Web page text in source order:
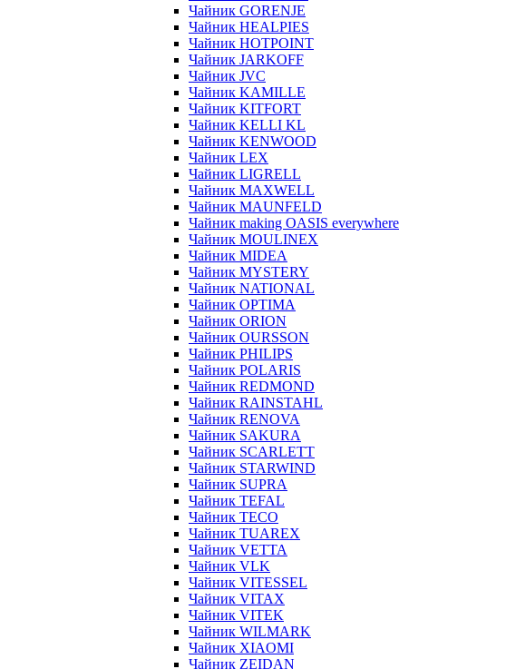
Чайник GORENJE
Чайник HEALPIES
Чайник HOTPOINT
Чайник JARKOFF
Чайник JVC
Чайник KAMILLE
Чайник KITFORT
Чайник KELLI KL
Чайник KENWOOD
Чайник LEX
Чайник LIGRELL
Чайник MAXWELL
Чайник MAUNFELD
Чайник making OASIS everywhere
Чайник MOULINEX
Чайник MIDEA
Чайник MYSTERY
Чайник NATIONAL
Чайник OPTIMA
Чайник ORION
Чайник OURSSON
Чайник PHILIPS
Чайник POLARIS
Чайник REDMOND
Чайник RAINSTAHL
Чайник RENOVA
Чайник SAKURA
Чайник SCARLETT
Чайник STARWIND
Чайник SUPRA
Чайник TEFAL
Чайник TECO
Чайник TUAREX
Чайник VETTA
Чайник VLK
Чайник VITESSEL
Чайник VITAX
Чайник VITEK
Чайник WILMARK
Чайник XIAOMI
Чайник ZEIDAN